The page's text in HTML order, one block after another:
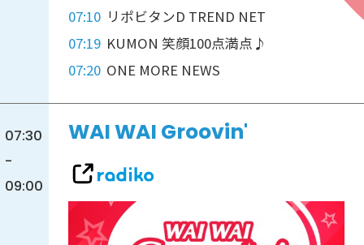
07:10 リポビタンD TREND NET
07:19 KUMON 笑顔100点満点♪
07:20 ONE MORE NEWS
07:30
-
09:00
WAI WAI Groovin'